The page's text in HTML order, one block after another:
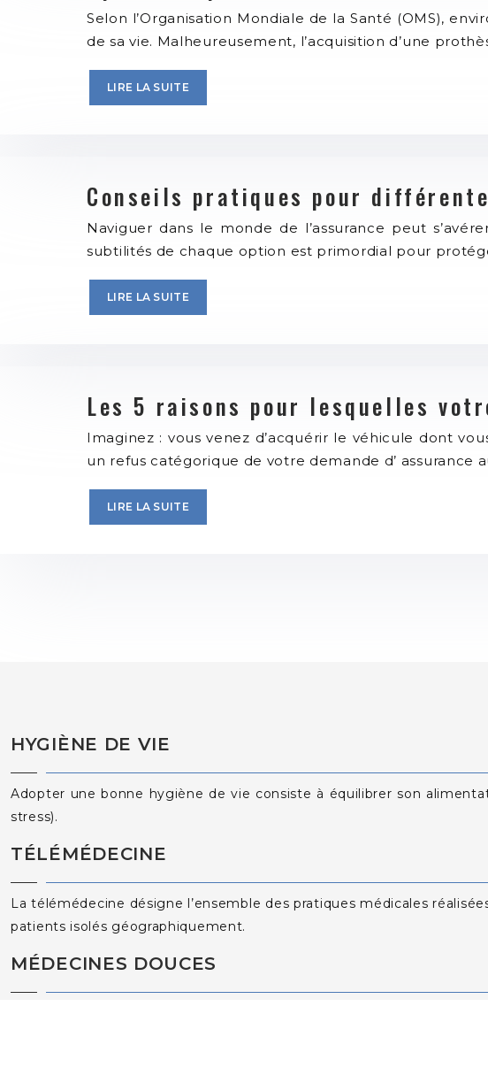
Selon l’Organisation Mondiale de la Santé (OMS),
de sa vie. Malheureusement, l’acquisition d’une
LIRE LA SUITE
Conseils pratiques pour
Naviguer dans le monde de l’assurance peut
subtilités de chaque option est primordial pour
LIRE LA SUITE
Les 5 raisons pour lesquelles
Imaginez : vous venez d’acquérir le véhicule dont
un refus catégorique de votre demande d’
LIRE LA SUITE
HYGIÈNE DE VIE
Adopter une bonne hygiène de vie consiste à équilibrer son
stress).
TÉLÉMÉDECINE
La télémédecine désigne l’ensemble des pratiques médicales
patients isolés géographiquement.
MÉDECINES DOUCES